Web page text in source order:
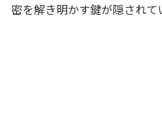
密を解き明かす鍵が隠されて